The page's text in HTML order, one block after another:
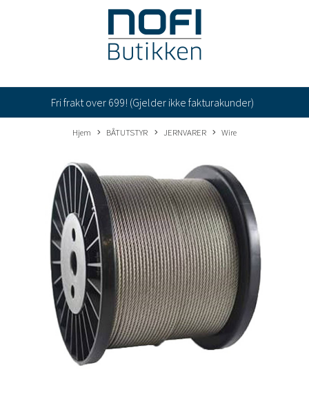
Fri frakt over 699! (Gjelder ikke fakturakunder)
Hjem BÅTUTSTYR JERNVARER Wire